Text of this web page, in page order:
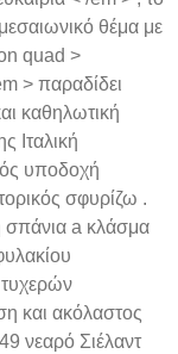
θέμα με
quad >
> παραδίδει
καθηλωτική
Ιταλική
υποδοχή
σφυρίζω .
σπάνια a κλάσμα
και ακόλαστος
νεαρό Σιέλαντ